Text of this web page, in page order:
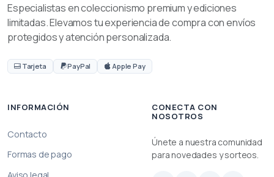
Especialistas en coleccionismo premium y ediciones
limitadas. Elevamos tu experiencia de compra con envíos
protegidos y atención personalizada.
Tarjeta PayPal Apple Pay
INFORMACIÓN
Contacto
Formas de pago
CONECTA CON
NOSOTROS
Únete a nuestra comunidad
para novedades y sorteos.